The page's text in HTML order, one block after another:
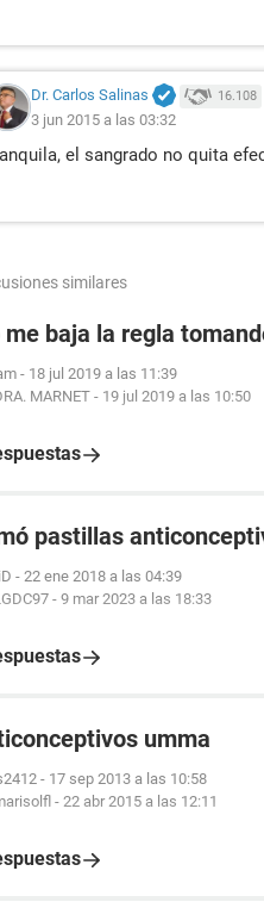
Dr. Carlos Salinas 16.108
3 jun 2015 a las 03:32
el sangrado no quita
similares
me baja la regla
- 18 jul 2019 a las 11:39
MARNET - 19 jul 2019 a las 10:50
pastillas
- 22 ene 2018 a las 04:39
- 9 mar 2023 a las 18:33
umma
- 17 sep 2013 a las 10:58
- 22 abr 2015 a las 12:11